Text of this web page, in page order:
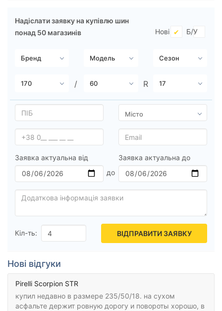
Надіслати заявку на купівлю шин
понад 50 магазинів
Нові Б/У
Заявка актуальна від Заявка актуальна до
Кіл-ть: ВІДПРАВИТИ ЗАЯВКУ
Нові відгуки
Pirelli Scorpion STR
купил недавно в размере 235/50/18. на сухом
асфальте держит ровную дорогу и повороты хорошо, в